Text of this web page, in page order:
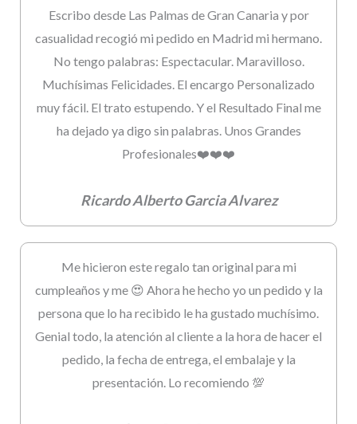
Escribo desde Las Palmas de Gran Canaria y por
casualidad recogió mi pedido en Madrid mi hermano.
No tengo palabras: Espectacular. Maravilloso.
Muchísimas Felicidades. El encargo Personalizado
muy fácil. El trato estupendo. Y el Resultado Final me
ha dejado ya digo sin palabras. Unos Grandes
Profesionales❤️❤️❤️
Ricardo Alberto Garcia Alvarez
Me hicieron este regalo tan original para mi
cumpleaños y me 😍 Ahora he hecho yo un pedido y la
persona que lo ha recibido le ha gustado muchísimo.
Genial todo, la atención al cliente a la hora de hacer el
pedido, la fecha de entrega, el embalaje y la
presentación. Lo recomiendo 💯